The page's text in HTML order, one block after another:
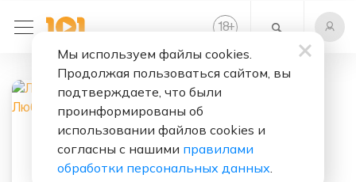
18+
Гонщик Любви
Мы используем файлы cookies.
Продолжая пользоваться сайтом, вы
подтверждаете, что были
проинформированы об
использовании файлов cookies и
согласны с нашими правилами
обработки персональных данных.